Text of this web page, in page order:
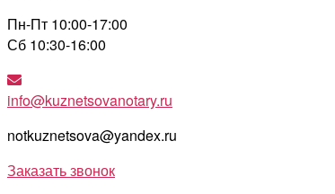
Пн-Пт 10:00-17:00
Сб 10:30-16:00
info@kuznetsovanotary.ru
notkuznetsova@yandex.ru
Заказать звонок